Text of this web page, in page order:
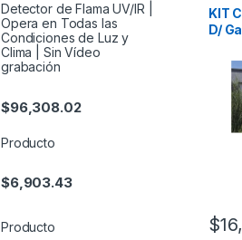
KIT
D/
$
Detector de Flama UV/IR |
Opera en Todas las
Condiciones de Luz y
Clima | Sin Vídeo
grabación
$96,308.02
Producto
$6,903.43
Producto